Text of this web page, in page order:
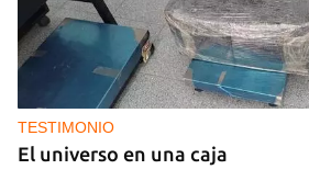
TESTIMONIO
El universo en una caja